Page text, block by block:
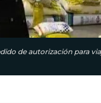
de autorización para